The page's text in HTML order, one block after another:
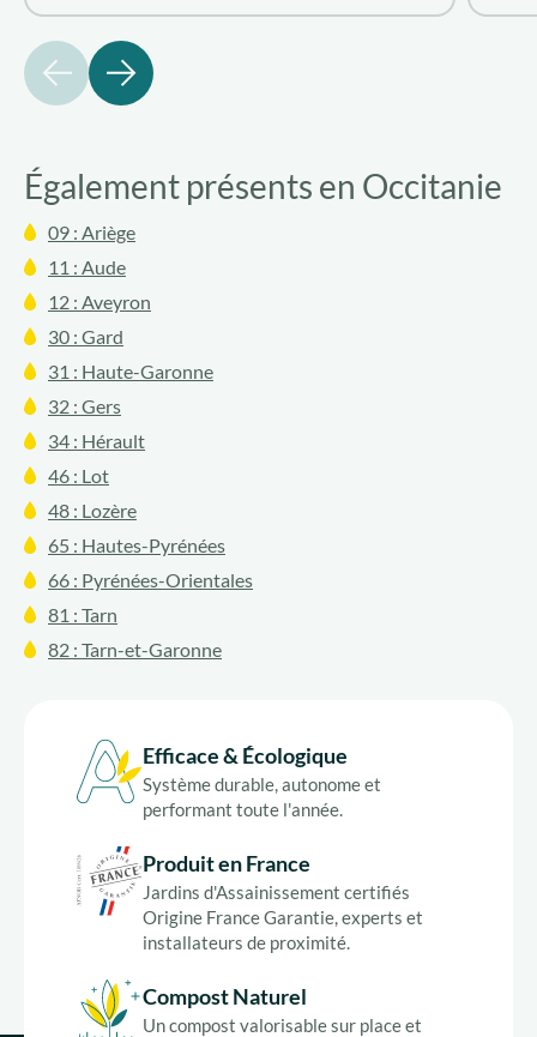
précédentsuivant
Également présents en Occitanie
09 : Ariège
11 : Aude
12 : Aveyron
30 : Gard
31 : Haute-Garonne
32 : Gers
34 : Hérault
46 : Lot
48 : Lozère
65 : Hautes-Pyrénées
66 : Pyrénées-Orientales
81 : Tarn
82 : Tarn-et-Garonne
Efficace & Écologique
Système durable, autonome et
performant toute l'année.
Produit en France
Jardins d'Assainissement certifiés
Origine France Garantie, experts et
installateurs de proximité.
Compost Naturel
Un compost valorisable sur place et